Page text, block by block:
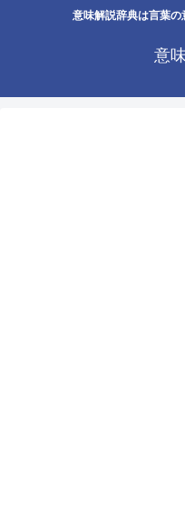
意味解説辞典は言葉の
意